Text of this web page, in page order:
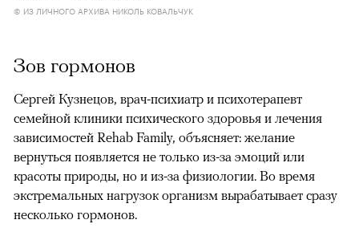
© ИЗ ЛИЧНОГО АРХИВА НИКОЛЬ КОВАЛЬЧУК
Зов гормонов
Сергей Кузнецов, врач-психиатр и психотерапевт
семейной клиники психического здоровья и лечения
зависимостей Rehab Family, объясняет: желание
вернуться появляется не только из-за эмоций или
красоты природы, но и из-за физиологии. Во время
экстремальных нагрузок организм вырабатывает сразу
несколько гормонов.